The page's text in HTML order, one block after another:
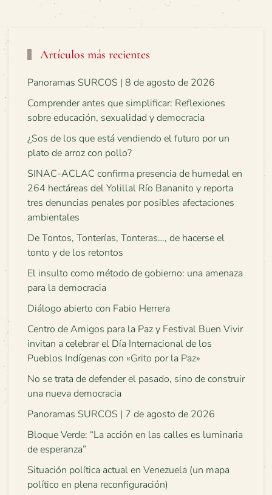
Artículos más recientes
Panoramas SURCOS | 8 de agosto de 2026
Comprender antes que simplificar: Reflexiones
sobre educación, sexualidad y democracia
¿Sos de los que está vendiendo el futuro por un
plato de arroz con pollo?
SINAC-ACLAC confirma presencia de humedal en
264 hectáreas del Yolillal Río Bananito y reporta
tres denuncias penales por posibles afectaciones
ambientales
De Tontos, Tonterías, Tonteras…, de hacerse el
tonto y de los retontos
El insulto como método de gobierno: una amenaza
para la democracia
Diálogo abierto con Fabio Herrera
Centro de Amigos para la Paz y Festival Buen Vivir
invitan a celebrar el Día Internacional de los
Pueblos Indígenas con «Grito por la Paz»
No se trata de defender el pasado, sino de construir
una nueva democracia
Panoramas SURCOS | 7 de agosto de 2026
Bloque Verde: “La acción en las calles es luminaria
de esperanza”
Situación política actual en Venezuela (un mapa
político en plena reconfiguración)